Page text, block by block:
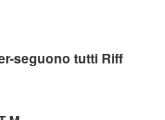
seguono tutti Riff